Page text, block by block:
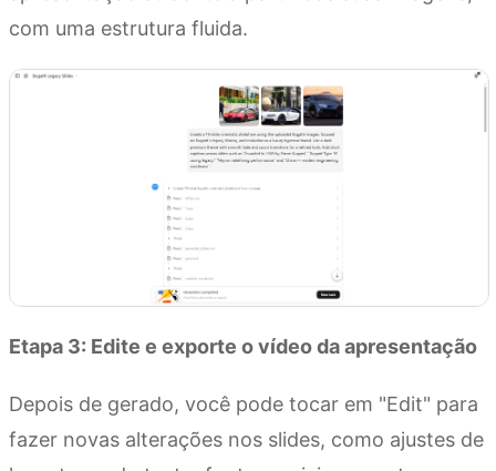
com uma estrutura fluida.
Etapa 3: Edite e exporte o vídeo da apresentação
Depois de gerado, você pode tocar em "Edit" para
fazer novas alterações nos slides, como ajustes de